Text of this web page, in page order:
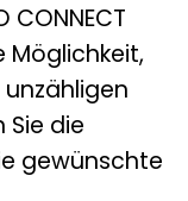
CONNECT
Möglichkeit,
Sie die
gewünschte